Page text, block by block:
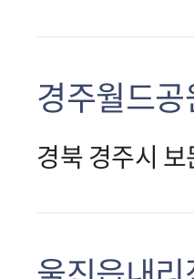
경주월드공
경북 경주시